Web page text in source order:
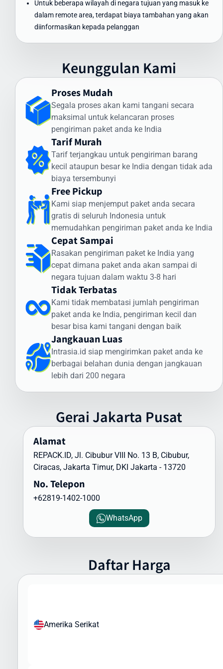
Pengiriman Express (udara): 3-5 hari kerja
Pengiriman Standard (udara): 5-7 hari kerja
Proses pemeriksaan bea cukai di Indonesia dan India
Kondisi cuaca dan faktor operasional
Ketersediaan transportasi di negara tujuan
Kejelasan dan kelengkapan alamat penerima
Intrasia.id memiliki sistem pelacakan canggih yang memungkinkan
Anda memantau status pengiriman secara real-time. Dengan
begitu, Anda selalu mendapatkan informasi terkini mengenai posisi
dan status paket Anda selama perjalanan ke India.
Cara Kirim Dokumen ke India dengan Aman
Pengiriman dokumen internasional membutuhkan penanganan
khusus. Intrasia.id menawarkan layanan khusus untuk cara kirim
dokumen ke India yang aman dan terjamin:
Jenis Dokumen yang Sering Dikirim ke India:
Dokumen legal dan kontrak bisnis
Sertifikat dan dokumen akademik
Dokumen imigrasi dan visa
Dokumen perbankan dan keuangan
Dokumen teknis dan spesifikasi produk
Keunggulan Layanan Dokumen Intrasia.id:
Pengiriman express prioritas
Pelacakan end-to-end
Kemasan khusus tahan air
Penanganan oleh staf terlatih
Jaminan keamanan dan kerahasiaan
Bukti pengiriman dan penerimaan
Untuk memastikan pengiriman dokumen ke India berjalan lancar,
pastikan dokumen Anda dikemas dengan aman dalam amplop
khusus dan dilengkapi dengan daftar isi yang jelas. Tim Intrasia.id
siap membantu Anda menyiapkan dokumen pengiriman yang
diperlukan, termasuk formulir bea cukai dan deklarasi barang.
Barang yang Dapat Dikirim ke India
Intrasia.id dapat membantu Anda mengirimkan berbagai jenis
barang ke India, namun perlu diperhatikan bahwa ada regulasi
khusus yang perlu dipatuhi. Berikut jenis barang yang umum
dikirim ke India:
Mainan dan barang koleksi
Buku dan media cetak
Untuk beberapa wilayah di negara tujuan yang masuk ke
dalam remote area, terdapat biaya tambahan yang akan
diinformasikan kepada pelanggan
Keunggulan Kami
Proses Mudah
Segala proses akan kami tangani secara
maksimal untuk kelancaran proses
pengiriman paket anda ke India
Tarif Murah
Tarif terjangkau untuk pengiriman barang
kecil ataupun besar ke India dengan tidak ada
biaya tersembunyi
Free Pickup
Kami siap menjemput paket anda secara
gratis di seluruh Indonesia untuk
memudahkan pengiriman paket anda ke India
Cepat Sampai
Rasakan pengiriman paket ke India yang
cepat dimana paket anda akan sampai di
negara tujuan dalam waktu 3-8 hari
Tidak Terbatas
Kami tidak membatasi jumlah pengiriman
paket anda ke India, pengiriman kecil dan
besar bisa kami tangani dengan baik
Jangkauan Luas
Intrasia.id siap mengirimkan paket anda ke
berbagai belahan dunia dengan jangkauan
lebih dari 200 negara
Gerai Jakarta Pusat
Alamat
REPACK.ID, Jl. Cibubur VIII No. 13 B, Cibubur,
Ciracas, Jakarta Timur, DKI Jakarta - 13720
No. Telepon
+62819-1402-1000
WhatsApp
Daftar Harga
Amerika Serikat